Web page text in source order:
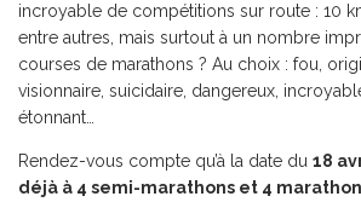
incroyable de compétitions sur route : 10
entre autres, mais surtout à un nombre
courses de marathons ? Au choix : fou,
visionnaire, suicidaire, dangereux,
étonnant…
Rendez-vous compte qu’à la date du 18
déjà à 4 semi-marathons et 4